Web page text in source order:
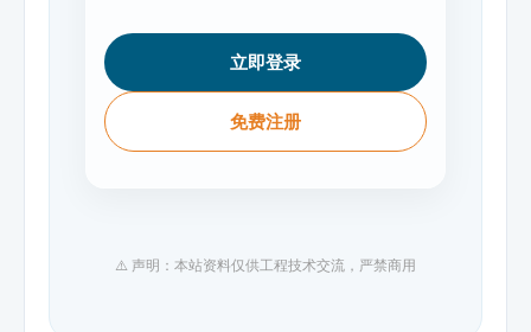
立即登录
免费注册
⚠️ 声明：本站资料仅供工程技术交流，严禁商用